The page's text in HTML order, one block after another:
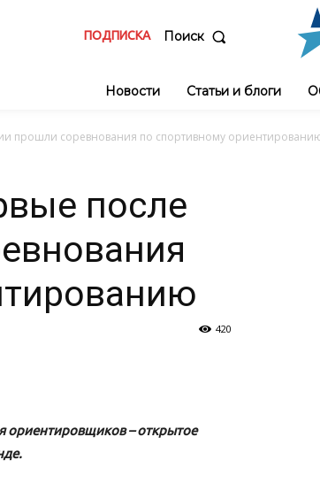
ПОДПИСКА Поиск
Новости Статьи и блоги
прошли соревнования по спортивному
после
420
ориентировщиков – открытое